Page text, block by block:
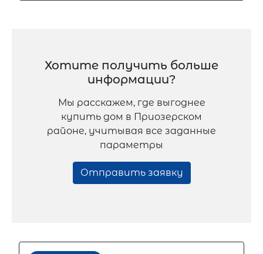
Хотите получить больше
информации?
Мы расскажем, где выгоднее
купить дом в Приозерском
районе, учитывая все заданные
параметры
Отправить заявку